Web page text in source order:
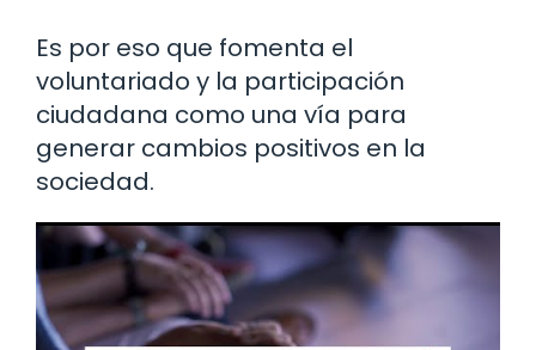
Es por eso que fomenta el
voluntariado y la participación
ciudadana como una vía para
generar cambios positivos en la
sociedad.